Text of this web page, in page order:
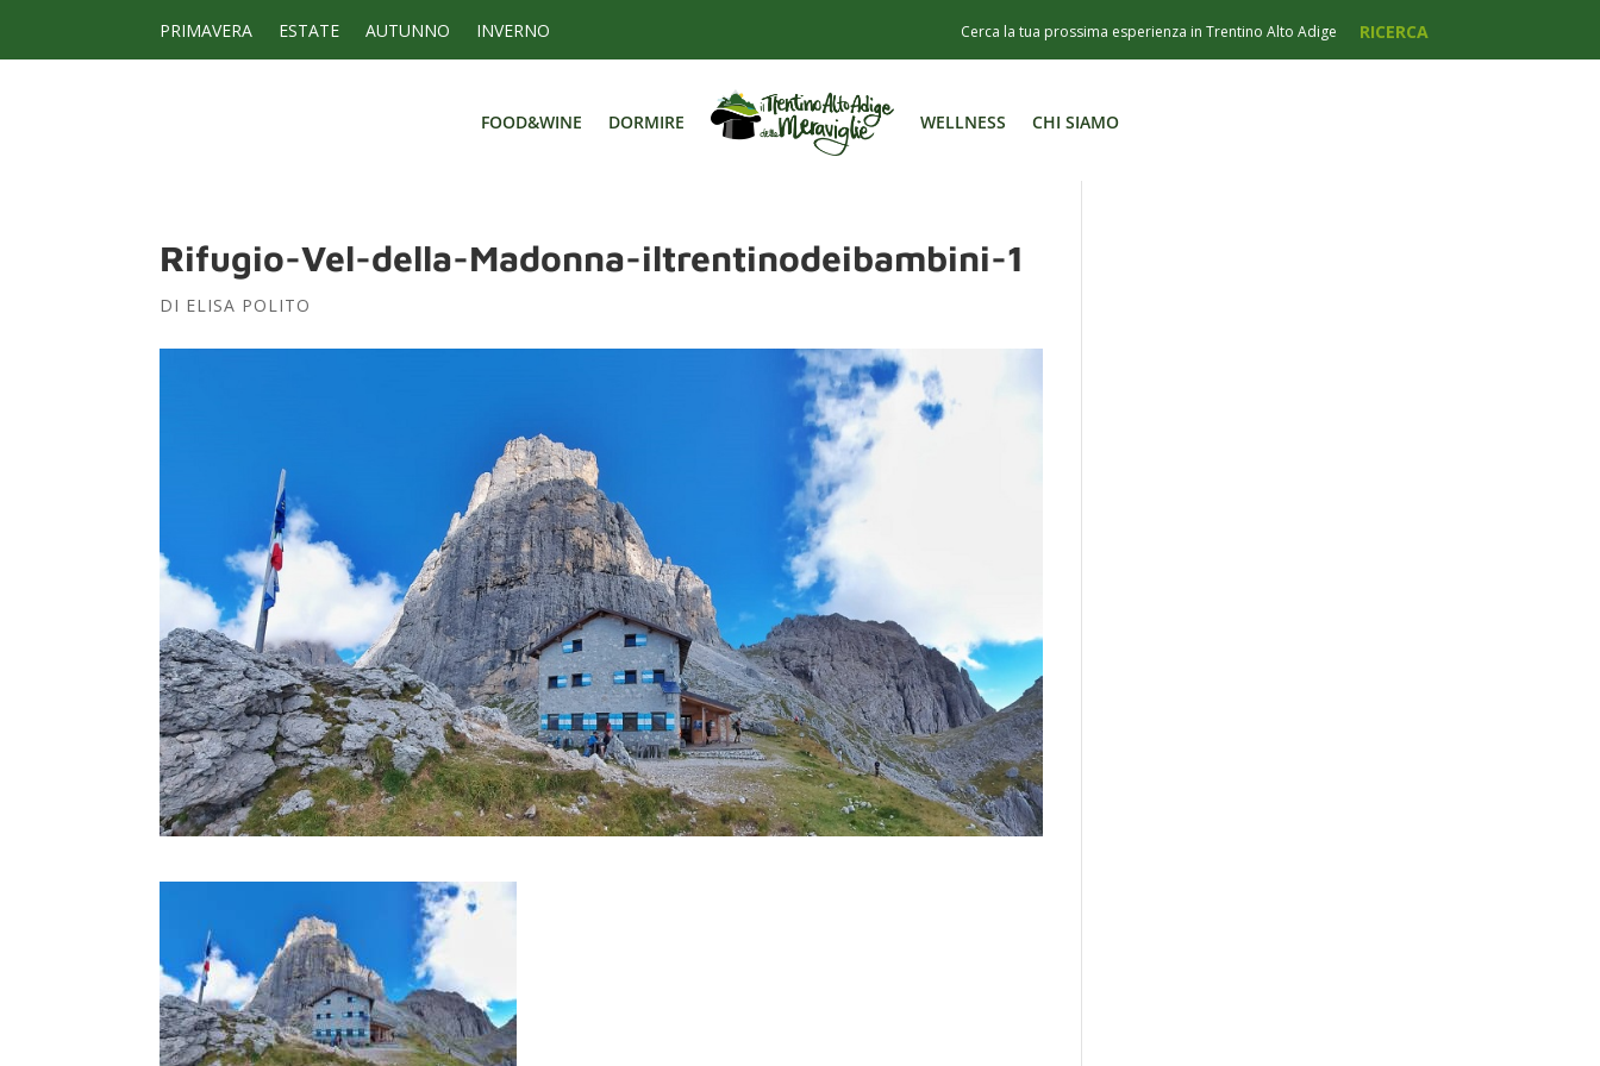
PRIMAVERA ESTATE AUTUNNO INVERNO
FOOD&WINE DORMIRE WELLNESS CHI SIAMO
FOOD&WINE DORMIRE WELLNESS CHI SIAMO
Rifugio-Vel-della-Madonna-iltrentinodeibambini-1
DI ELISA POLITO